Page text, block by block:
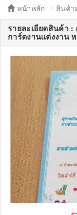
หน้าหลัก สินค้า
รายละเอียดสินค้า
การ์ดงานแต่งงาน